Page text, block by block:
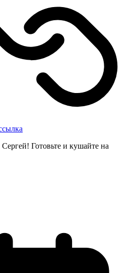
Готовьте и кушайте на